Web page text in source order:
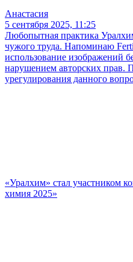
Анастасия
5 сентября 2025, 11:25
Любопытная практика
чужого труда. Напоминаю
использование изображений
нарушением авторских прав.
урегулирования данного
«Уралхим» стал участником
химия 2025»